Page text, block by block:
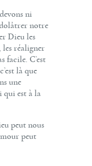
ni
notre
Dieu les
les réaligner
facile. C’est
là que
une
qui est à la
peut nous
peut